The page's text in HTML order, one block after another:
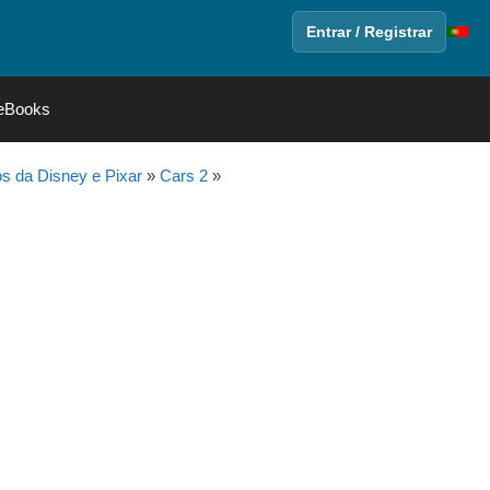
Entrar / Registrar
da Disney e Pixar» Cars 2»